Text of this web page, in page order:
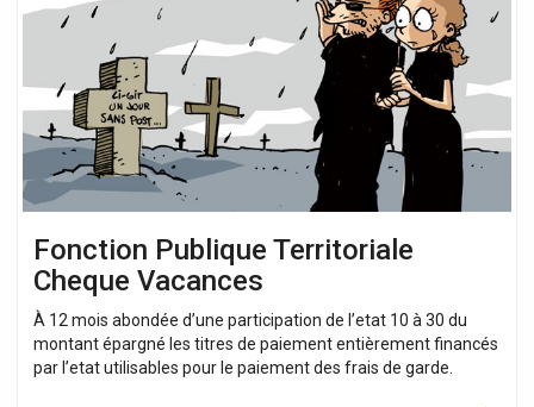
Fonction Publique Territoriale
Cheque Vacances
À 12 mois abondée d’une participation de l’etat 10 à 30 du
montant épargné les titres de paiement entièrement financés
par l’etat utilisables pour le paiement des frais de garde.
Cheque